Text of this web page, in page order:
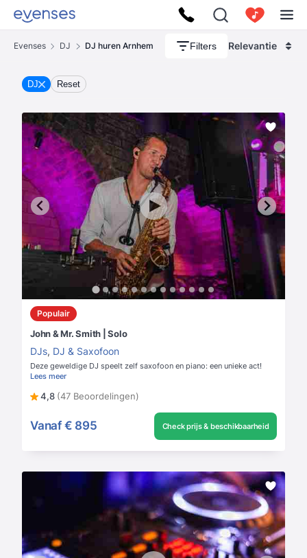
Evenses DJ DJ huren Arnhem Filters Relevantie
DJ Reset
Populair
John & Mr. Smith | Solo
DJs, DJ & Saxofoon
Deze geweldige DJ speelt zelf saxofoon en piano: een unieke act!
Lees meer
4,8 (47 Beoordelingen)
Vanaf € 895 Check prijs & beschikbaarheid